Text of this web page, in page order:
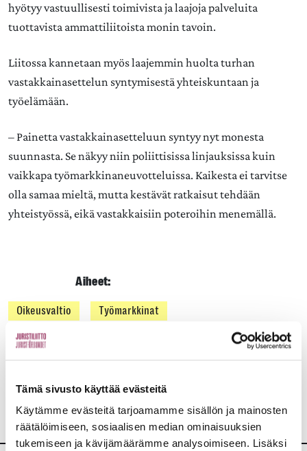
Tämä sivusto käyttää evästeitä
Käytämme evästeitä tarjoamamme sisällön ja mainosten
räätälöimiseen, sosiaalisen median ominaisuuksien
tukemiseen ja kävijämäärämme analysoimiseen. Lisäksi
hyötyy vastuullisesti toimivista ja laajoja palveluita
tuottavista ammattiliitoista monin tavoin.
Liitossa kannetaan myös laajemmin huolta turhan
vastakkainasettelun syntymisestä yhteiskuntaan ja
työelämään.
– Painetta vastakkainasetteluun syntyy nyt monesta
suunnasta. Se näkyy niin poliittisissa linjauksissa kuin
vaikkapa työmarkkinaneuvotteluissa. Kaikesta ei tarvitse
olla samaa mieltä, mutta kestävät ratkaisut tehdään
yhteistyössä, eikä vastakkaisiin poteroihin menemällä.
Aiheet:
Oikeusvaltio Työmarkkinat